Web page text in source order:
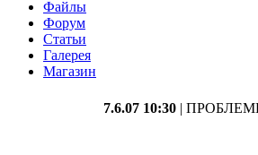
Файлы
Форум
Статьи
Галерея
Магазин
7.6.07 10:30 |